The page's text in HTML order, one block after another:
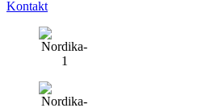
Kontakt